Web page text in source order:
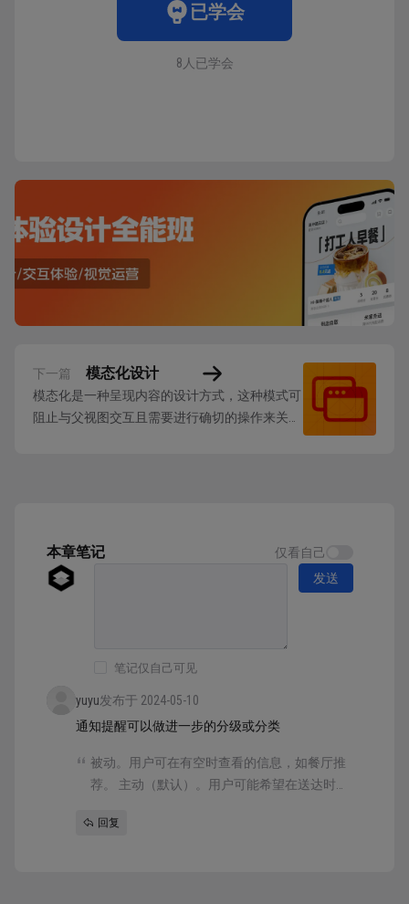
已学会
8人已学会
下一篇 模态化设计
模态化是一种呈现内容的设计方式，这种模式可
阻止与父视图交互且需要进行确切的操作来关
复杂任...
本章笔记 仅看自己
笔记仅自己可见
发送
yuyu发布于 2024-05-10
通知提醒可以做进一步的分级或分类
被动。用户可在有空时查看的信息，如餐厅推
荐。 主动（默认）。用户可能希望在送达时就
即时。直接影响用户并需要其立即注意的信
回复